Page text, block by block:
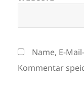
Name, E-
Kommentar